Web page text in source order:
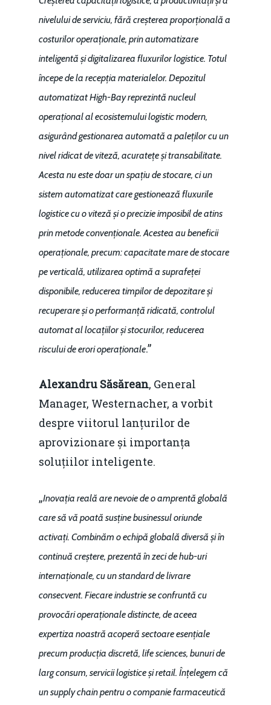
nivelului de serviciu, fără creșterea proporțională a
costurilor operaționale, prin automatizare
inteligentă și digitalizarea fluxurilor logistice. Totul
începe de la recepția materialelor. Depozitul
automatizat High-Bay reprezintă nucleul
operațional al ecosistemului logistic modern,
asigurând gestionarea automată a paleților cu un
nivel ridicat de viteză, acuratețe și transabilitate.
Acesta nu este doar un spațiu de stocare, ci un
sistem automatizat care gestionează fluxurile
logistice cu o viteză și o precizie imposibil de atins
prin metode convenționale. Acestea au beneficii
operaționale, precum: capacitate mare de stocare
pe verticală, utilizarea optimă a suprafeței
disponibile, reducerea timpilor de depozitare și
recuperare și o performanță ridicată, controlul
automat al locațiilor și stocurilor, reducerea
riscului de erori operaționale.”
Alexandru Săsărean, General
Manager, Westernacher, a vorbit
despre viitorul lanțurilor de
aprovizionare și importanța
soluțiilor inteligente.
„Inovația reală are nevoie de o amprentă globală
care să vă poată susține businessul oriunde
activați. Combinăm o echipă globală diversă și în
continuă creștere, prezentă în zeci de hub-uri
internaționale, cu un standard de livrare
consecvent. Fiecare industrie se confruntă cu
provocări operaționale distincte, de aceea
expertiza noastră acoperă sectoare esențiale
precum producția discretă, life sciences, bunuri de
larg consum, servicii logistice și retail. Înțelegem că
un supply chain pentru o companie farmaceutică
predictibilitate,
concurenţă.
Soluții de
IMM
Rolul băncilor în
IMM
Redresare vs.
Martie 2016
Decembrie 2015
Martie 2015
Agribusiness
Energia
Construcții și
pentru o Românie
Politici Europene în
Economie
Video Forum Marea
Piața gazelor naturale:
predictibilitate,
concurență.
Burse pentru
Contact
Daniel Apostol
Email: